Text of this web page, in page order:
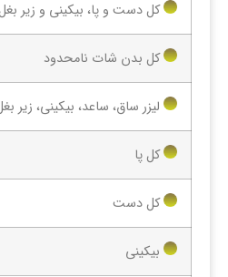
کل دست و پا، بیکینی و زیر
کل بدن شات نامحدود
لیزر ساق، ساعد، بیکینی، زیر
کل پا
کل دست
بیکینی